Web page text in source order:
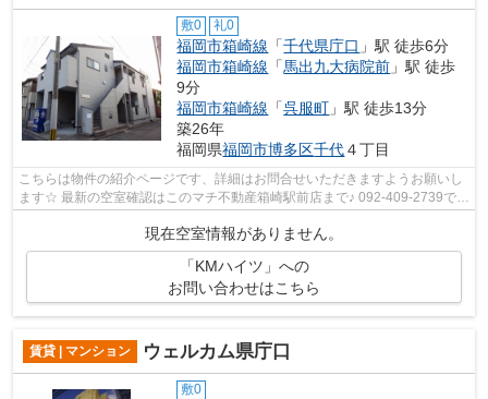
敷0 礼0
福岡市箱崎線 「千代県庁口 」駅 徒歩6分
福岡市箱崎線 「馬出九大病院前 」駅 徒歩
9分
福岡市箱崎線 「呉服町 」駅 徒歩13分
築26年
福岡県福岡市博多区千代４丁目
こちらは物件の紹介ページです、詳細はお問合せいただきますようお願いし
ます☆ 最新の空室確認はこのマチ不動産箱崎駅前店まで♪ 092-409-2739で
現在空室情報がありません。
「KMハイツ」への
お問い合わせはこちら
賃貸 | マンション ウェルカム県庁口
敷0